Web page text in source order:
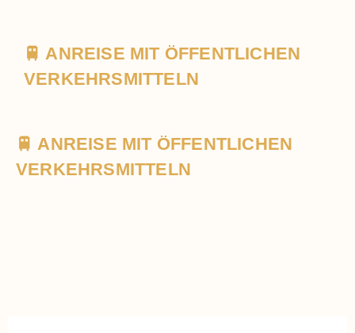
🚆 ANREISE MIT ÖFFENTLICHEN
VERKEHRSMITTELN
🚆 ANREISE MIT ÖFFENTLICHEN
VERKEHRSMITTELN